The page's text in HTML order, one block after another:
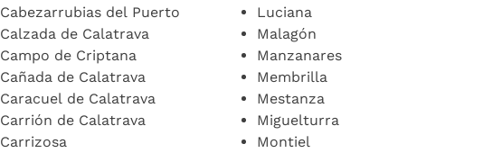
Cabezarrubias del Puerto
Calzada de Calatrava
Campo de Criptana
Cañada de Calatrava
Caracuel de Calatrava
Carrión de Calatrava
Carrizosa
Luciana
Malagón
Manzanares
Membrilla
Mestanza
Miguelturra
Montiel